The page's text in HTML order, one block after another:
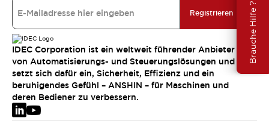
Brauche Hilfe ?
Registrieren
IDEC Corporation ist ein weltweit führender Anbieter
von Automatisierungs- und Steuerungslösungen und
setzt sich dafür ein, Sicherheit, Effizienz und ein
beruhigendes Gefühl – ANSHIN – für Maschinen und
deren Bediener zu verbessern.